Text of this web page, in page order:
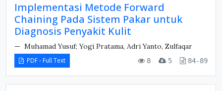
Implementasi Metode Forward
Chaining Pada Sistem Pakar untuk
Diagnosis Penyakit Kulit
Muhamad Yusuf; Yogi Pratama, Adri Yanto, Zulfaqar
PDF - Full Text 8 5 84-89